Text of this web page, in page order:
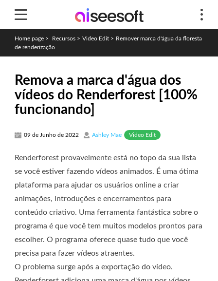
Home page > Recursos > Video Edit > Remover marca d'água da floresta
de renderização
Remova a marca d'água dos
vídeos do Renderforest [100%
funcionando]
09 de Junho de 2022 Ashley Mae Video Edit
Renderforest provavelmente está no topo da sua lista
se você estiver fazendo vídeos animados. É uma ótima
plataforma para ajudar os usuários online a criar
animações, introduções e encerramentos para
conteúdo criativo. Uma ferramenta fantástica sobre o
programa é que você tem muitos modelos prontos para
escolher. O programa oferece quase tudo que você
precisa para fazer vídeos atraentes.
O problema surge após a exportação do vídeo.